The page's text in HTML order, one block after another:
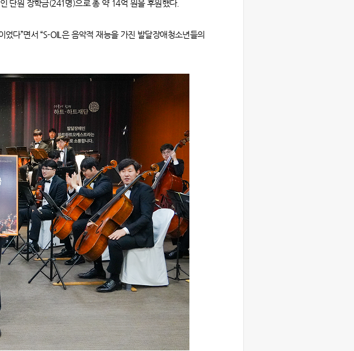
단원 장학금(241명)으로 총 약 14억 원을 후원했다.
다”면서 “S-OIL은 음악적 재능을 가진 발달장애청소년들의